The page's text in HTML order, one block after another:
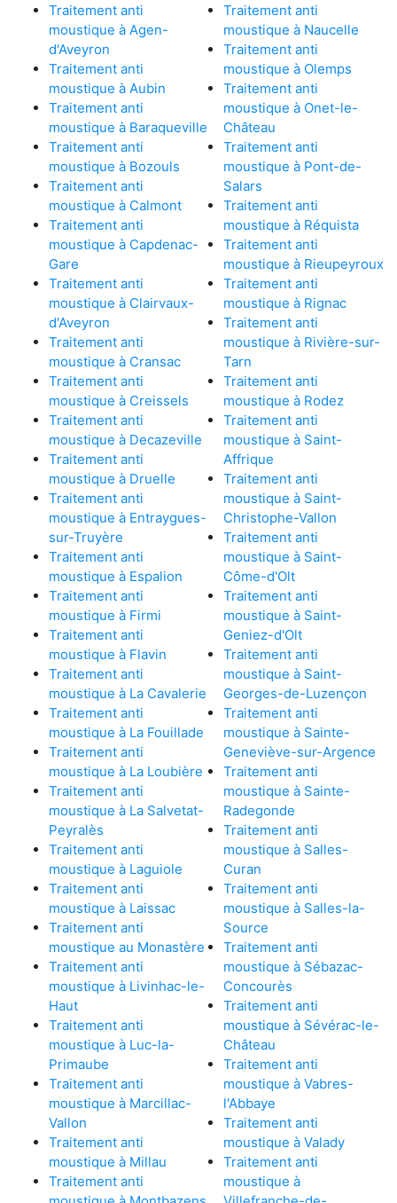
Traitement anti
moustique à Agen-
d'Aveyron
Traitement anti
moustique à Aubin
Traitement anti
moustique à Baraqueville
Traitement anti
moustique à Bozouls
Traitement anti
moustique à Calmont
Traitement anti
moustique à Capdenac-
Gare
Traitement anti
moustique à Clairvaux-
d'Aveyron
Traitement anti
moustique à Cransac
Traitement anti
moustique à Creissels
Traitement anti
moustique à Decazeville
Traitement anti
moustique à Druelle
Traitement anti
moustique à Entraygues-
sur-Truyère
Traitement anti
moustique à Espalion
Traitement anti
moustique à Firmi
Traitement anti
moustique à Flavin
Traitement anti
moustique à La Cavalerie
Traitement anti
moustique à La Fouillade
Traitement anti
moustique à La Loubière
Traitement anti
moustique à La Salvetat-
Peyralès
Traitement anti
moustique à Laguiole
Traitement anti
moustique à Laissac
Traitement anti
moustique au Monastère
Traitement anti
moustique à Livinhac-le-
Haut
Traitement anti
moustique à Luc-la-
Primaube
Traitement anti
moustique à Marcillac-
Vallon
Traitement anti
moustique à Millau
Traitement anti
Traitement anti
moustique à Naucelle
Traitement anti
moustique à Olemps
Traitement anti
moustique à Onet-le-
Château
Traitement anti
moustique à Pont-de-
Salars
Traitement anti
moustique à Réquista
Traitement anti
moustique à Rieupeyroux
Traitement anti
moustique à Rignac
Traitement anti
moustique à Rivière-sur-
Tarn
Traitement anti
moustique à Rodez
Traitement anti
moustique à Saint-
Affrique
Traitement anti
moustique à Saint-
Christophe-Vallon
Traitement anti
moustique à Saint-
Côme-d'Olt
Traitement anti
moustique à Saint-
Geniez-d'Olt
Traitement anti
moustique à Saint-
Georges-de-Luzençon
Traitement anti
moustique à Sainte-
Geneviève-sur-Argence
Traitement anti
moustique à Sainte-
Radegonde
Traitement anti
moustique à Salles-
Curan
Traitement anti
moustique à Salles-la-
Source
Traitement anti
moustique à Sébazac-
Concourès
Traitement anti
moustique à Sévérac-le-
Château
Traitement anti
moustique à Vabres-
l'Abbaye
Traitement anti
moustique à Valady
Traitement anti
moustique à